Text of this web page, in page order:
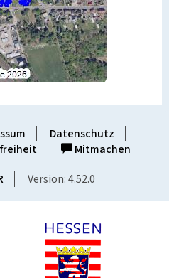
Datenschutz
Mitmachen
Version: 4.52.0